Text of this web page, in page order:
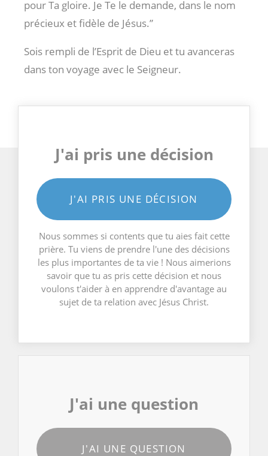
pour Ta gloire. Je Te le demande, dans le nom
précieux et fidèle de Jésus.”
Sois rempli de l’Esprit de Dieu et tu avanceras
dans ton voyage avec le Seigneur.
J'ai pris une décision
J'AI PRIS UNE DÉCISION
Nous sommes si contents que tu aies fait cette
prière. Tu viens de prendre l'une des décisions
les plus importantes de ta vie ! Nous aimerions
savoir que tu as pris cette décision et nous
voulons t'aider à en apprendre d'avantage au
sujet de ta relation avec Jésus Christ.
J'ai une question
J'AI UNE QUESTION